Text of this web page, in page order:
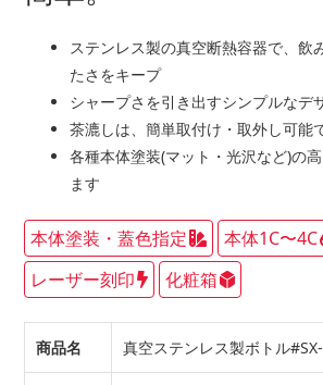
ステンレス製の真空断熱容器で、飲
たさをキープ
シャープさを引き出すシンプルなデ
茶漉しは、簡単取付け・取外し可能
各種本体塗装(マット・光沢など)の
ます
本体塗装・蓋色指定
本体1C〜4C
レーザー刻印
化粧箱
商品名 真空ステンレス製ボトル